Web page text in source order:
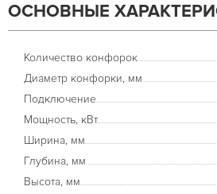
ОСНОВНЫЕ
Количество конфорок
Диаметр конфорки, мм
Подключение
Мощность, кВт
Ширина, мм
Глубина, мм
Высота, мм